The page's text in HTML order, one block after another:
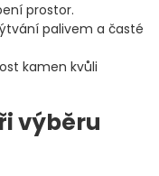
prostor.
palivem a časté
kamen kvůli
výběru